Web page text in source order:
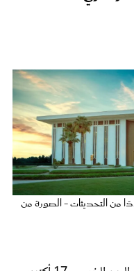
من التحديثات - الصورة من